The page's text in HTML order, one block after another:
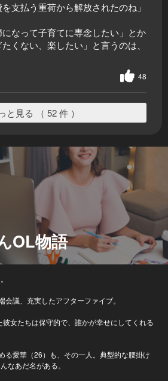
を支払う重荷から解放されたのね」
なって子育てに専念したい」とか
くない、楽したい」と言うのは、
48
と見る （ 52 件 ）
OL物語
議、充実したアフターファイブ。
彼女たちは保守的で、誰かが幸せにしてくれる
る愛華（26）も、その一人。典型的な腰掛け
なあだ名がある。